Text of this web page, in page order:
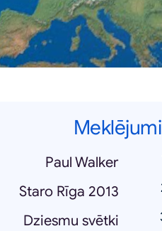
Meklējumi
Paul Walker
Staro Rīga 2013
Dziesmu svētki